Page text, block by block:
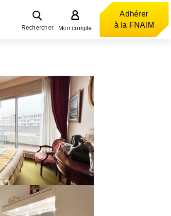
Rechercher Mon compte
Adhérer
à la FNAIM